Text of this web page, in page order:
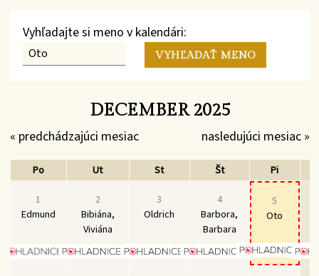
Vyhľadajte si meno v kalendári:
DECEMBER 2025
« predchádzajúci mesiac nasledujúci mesiac »
Po Ut St Št
Pi
1
Edmund
2
Bibiána,
Viviána
3
Oldrich
4
Barbora,
Barbara
5
Oto